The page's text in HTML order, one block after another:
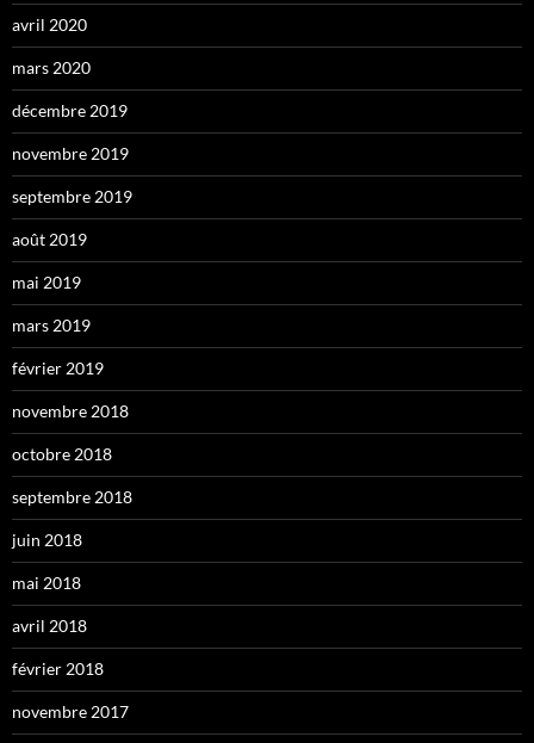
avril 2020
mars 2020
décembre 2019
novembre 2019
septembre 2019
août 2019
mai 2019
mars 2019
février 2019
novembre 2018
octobre 2018
septembre 2018
juin 2018
mai 2018
avril 2018
février 2018
novembre 2017